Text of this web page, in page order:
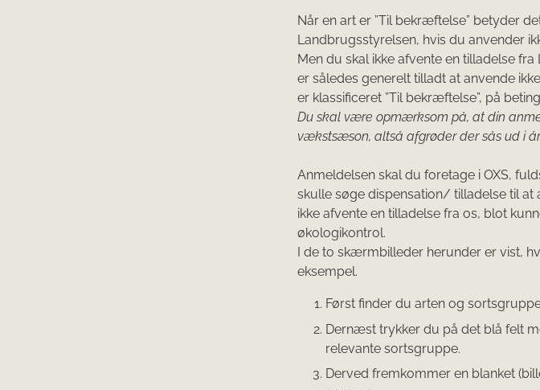
Når en art er ”Til bekræftelse” betyder
Landbrugsstyrelsen, hvis du anvender
Men du skal ikke afvente en tilladelse
er således generelt tilladt at anvende
er klassificeret ”Til bekræftelse”, på
Du skal være opmærksom på, at din
vækstsæson, altså afgrøder der sås ud i
Anmeldelsen skal du foretage i OXS,
skulle søge dispensation/ tilladelse til
ikke afvente en tilladelse fra os, blot
økologikontrol.
I de to skærmbilleder herunder er vist,
eksempel.
Først finder du arten og
Dernæst trykker du på det blå felt
relevante sortsgruppe.
Derved fremkommer en blanket